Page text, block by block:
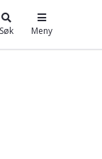
Søk Meny